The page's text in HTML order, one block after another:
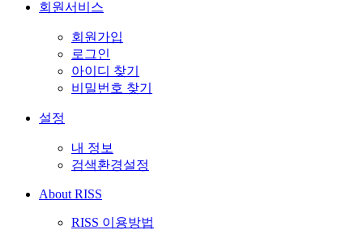
회원서비스
회원가입
로그인
아이디 찾기
비밀번호 찾기
설정
내 정보
검색환경설정
About RISS
RISS 이용방법